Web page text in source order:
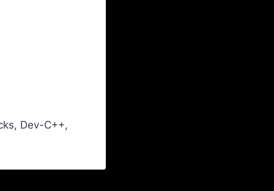
Dev-C++,